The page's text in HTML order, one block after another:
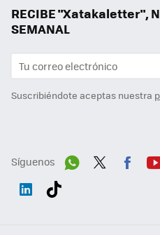
RECIBE "Xatakaletter",
SEMANAL
Suscribiéndote aceptas nuestra
Síguenos